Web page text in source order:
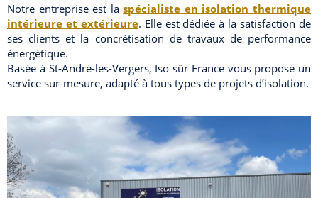
Notre entreprise est laspécialiste en isolation thermique
intérieure et extérieure. Elle est dédiée à la satisfaction de
ses clients et la concrétisation de travaux de performance
énergétique.
Basée à St-André-les-Vergers, Iso sûr France vous propose un
service sur-mesure, adapté à tous types de projets d’isolation.